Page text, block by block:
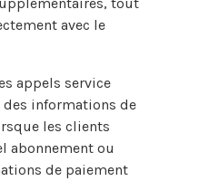
avec le
appels service
informations de
les clients
abonnement ou
de paiement